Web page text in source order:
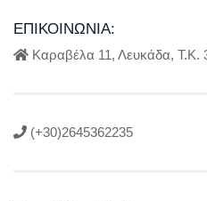
ΕΠΙΚΟΙΝΩΝΊΑ:
Καραβέλα 11, Λευκάδα, Τ.Κ.
(+30)2645362235